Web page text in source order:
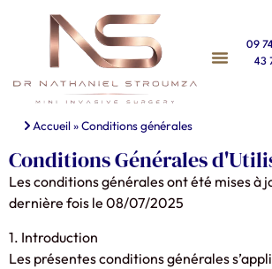
09
43
Accueil»Conditions générales
Conditions Générales
Les conditions générales ont été mises à
dernière fois le 08/07/2025
1. Introduction
Les présentes conditions générales